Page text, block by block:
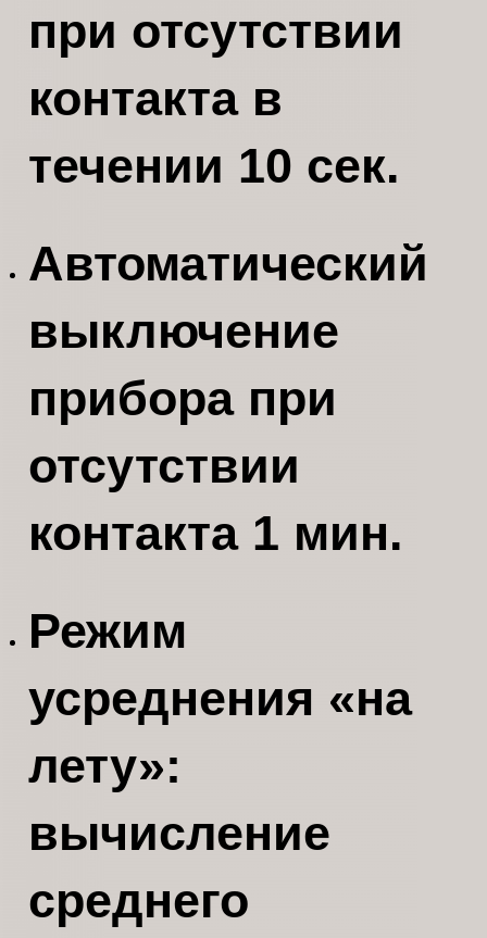
при отсутствии
контакта в
течении 10 сек.
Автоматический
выключение
прибора при
отсутствии
контакта 1 мин.
Режим
усреднения «на
лету»:
вычисление
среднего